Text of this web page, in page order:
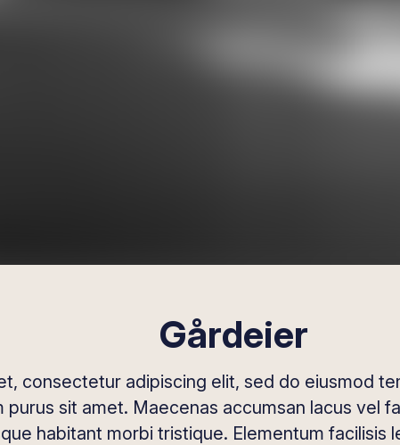
Gårdeier
consectetur adipiscing elit, sed do eiusmod
purus sit amet. Maecenas accumsan lacus vel
habitant morbi tristique. Elementum facilisis